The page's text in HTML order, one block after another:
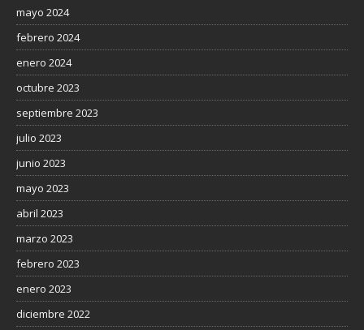
mayo 2024
febrero 2024
enero 2024
octubre 2023
septiembre 2023
julio 2023
junio 2023
mayo 2023
abril 2023
marzo 2023
febrero 2023
enero 2023
diciembre 2022